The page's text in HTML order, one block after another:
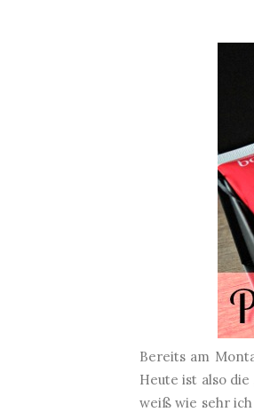
Bereits am
Heute ist also die
weiß wie sehr